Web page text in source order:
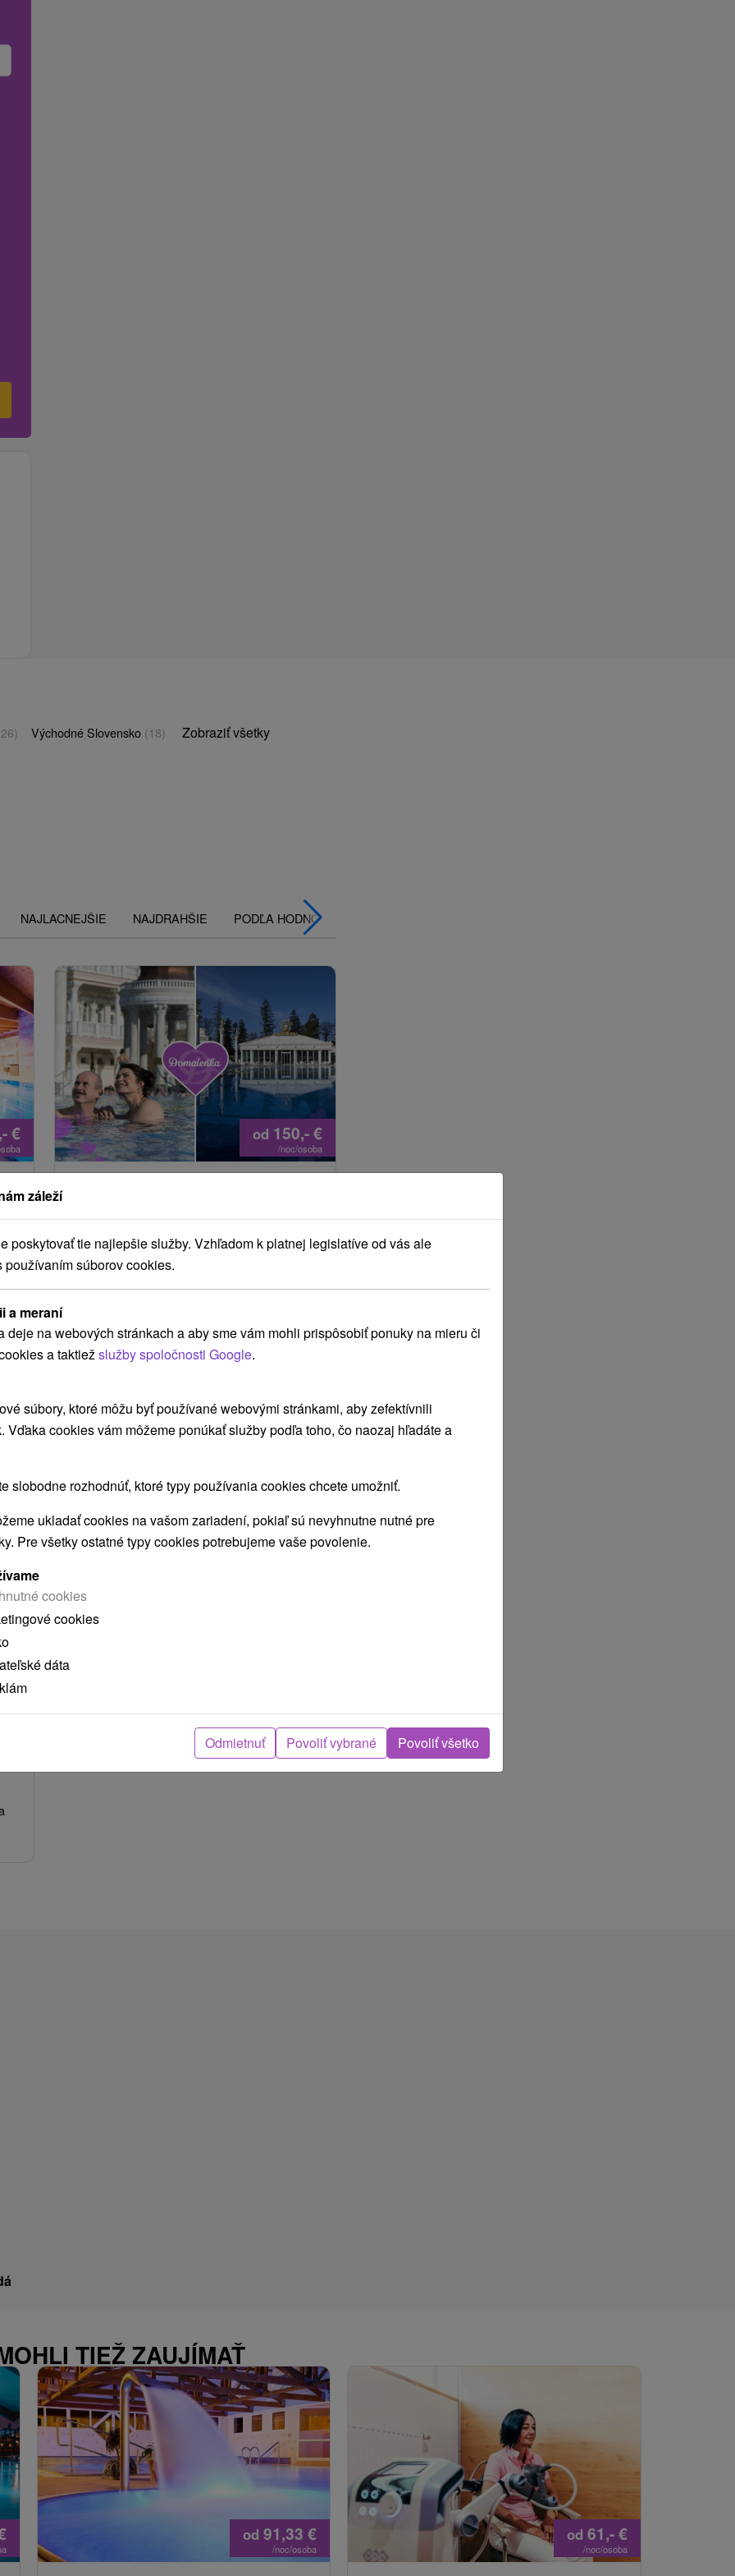
Východné Slovensko (18) Zobraziť všetky
NAJLACNEJŠIE NAJDRAHŠIE PODĽA HODNOTENÍ
€ od 150,-€
/noc/osoba
% na vybrané pobyty do 31.08.2026
Rajecké Teplice
Užite si pobyt s liečivou termálnou vodou,
masážami a vstupom do wellness sveta – návrat
k zdraviu v jeho najpríjemnejšej podobe.
€
TIEŽ ZAUJÍMAŤ
od 91,33€
/noc/osoba
od 61,-€
/noc/osoba
záleží
poskytovať tie najlepšie služby. Vzhľadom k platnej legislatíve od vás ale
súborov cookies.
a meraní
deje na webových stránkach a aby sme vám mohli prispôsobiť ponuky na mieru či
a taktiež služby spoločnosti Google.
súbory, ktoré môžu byť používané webovými stránkami, aby zefektívnili
Vďaka cookies vám môžeme ponúkať služby podľa toho, čo naozaj hľadáte a
slobodne rozhodnúť, ktoré typy používania cookies chcete umožniť.
ukladať cookies na vašom zariadení, pokiaľ sú nevyhnutne nutné pre
Pre všetky ostatné typy cookies potrebujeme vaše povolenie.
cookies
cookies
dáta
Odmietnuť Povoliť vybrané Povoliť všetko